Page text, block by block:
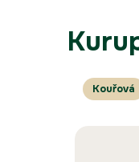
Kouřová